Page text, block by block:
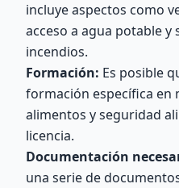
incluye aspectos como
acceso a agua potable y
incendios.
Formación: Es posible
formación específica en
alimentos y seguridad
licencia.
Documentación
una serie de